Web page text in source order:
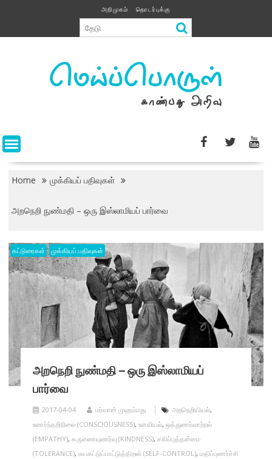
content
அறிமுகம் தொடர்புக்கு
Home முக்கியப் பதிவுகள்
அறநெறி நுண்மதி – ஒரு இஸ்லாமியப் பார்வை
கட்டுரைகள் முக்கியப் பதிவுகள்
அறநெறி நுண்மதி – ஒரு இஸ்லாமியப்
பார்வை
2017-04-04 மர்வான் முஹம்மது அறநெறியியல்,
உணர்ந்தறிநிலை (CONSCIOUSNESS), உளவியல், ஒத்துணர்வாற்றல்
(EMPATHY), கருணையுணர்வு (KINDNESS), சகிப்புத்தன்மை
(TOLERANCE), சுயகட்டுப்பாட்டுத்திறன் (SELF-CONTROL), மதிப்புணர்ச்சி